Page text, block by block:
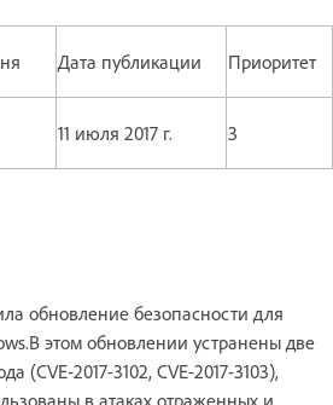
Дата публикации Приоритет
11 июля 2017 г. 3
обновление безопасности для
этом обновлении устранены две
(CVE-2017-3102, CVE-2017-3103),
в атаках отраженных и